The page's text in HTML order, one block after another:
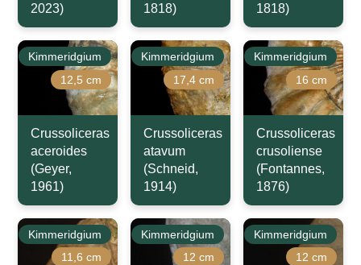
2023)
1818)
1818)
Kimmeridgium
12,5 cm
Crussoliceras
aceroides
(Geyer,
1961)
Kimmeridgium
17,4 cm
Crussoliceras
atavum
(Schneid,
1914)
Kimmeridgium
16 cm
Crussoliceras
crusoliense
(Fontannes,
1876)
Kimmeridgium
11,6 cm
Kimmeridgium
12 cm
Kimmeridgium
12 cm